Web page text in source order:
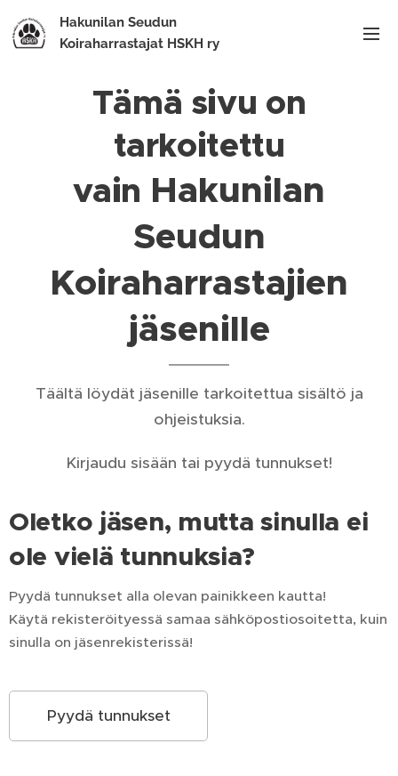
Hakunilan Seudun
Koiraharrastajat HSKH ry
Tämä sivu on
tarkoitettu
vain Hakunilan
Seudun
Koiraharrastajien
jäsenille
Täältä löydät jäsenille tarkoitettua sisältö ja
ohjeistuksia.
Kirjaudu sisään tai pyydä tunnukset!
Oletko jäsen, mutta sinulla ei
ole vielä tunnuksia?
Pyydä tunnukset alla olevan painikkeen kautta!
Käytä rekisteröityessä samaa sähköpostiosoitetta, kuin
sinulla on jäsenrekisterissä!
Pyydä tunnukset